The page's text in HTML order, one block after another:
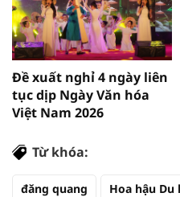
Đề xuất nghỉ 4 ngày liên
tục dịp Ngày Văn hóa
Việt Nam 2026
Từ khóa:
đăng quang Hoa hậu Du